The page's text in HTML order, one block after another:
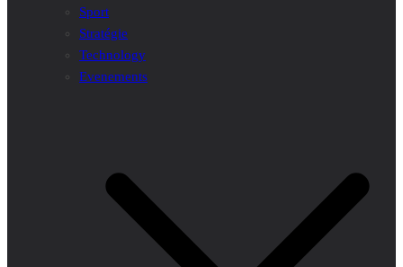
Sport
Stratégie
Technology
Evenements